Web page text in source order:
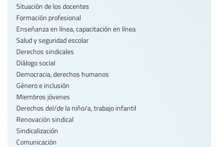
Situación de los docentes
Formación profesional
Enseñanza en línea, capacitación en línea
Salud y seguridad escolar
Derechos sindicales
Diálogo social
Democracia, derechos humanos
Género e inclusión
Miembros jóvenes
Derechos del/de la niño/a, trabajo infantil
Renovación sindical
Sindicalización
Comunicación